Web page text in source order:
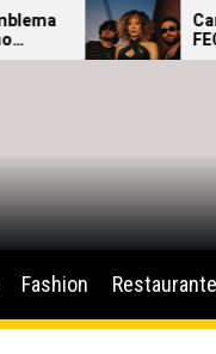
Cannons
FECHAS
Fashion